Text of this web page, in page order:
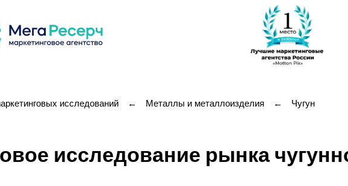
исследований ← Металлы и металлоизделия ← Чугун
исследование рынка